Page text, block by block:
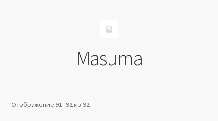
Политика в отношении обработки персональных
Masuma
Отображение 91–92 из 92